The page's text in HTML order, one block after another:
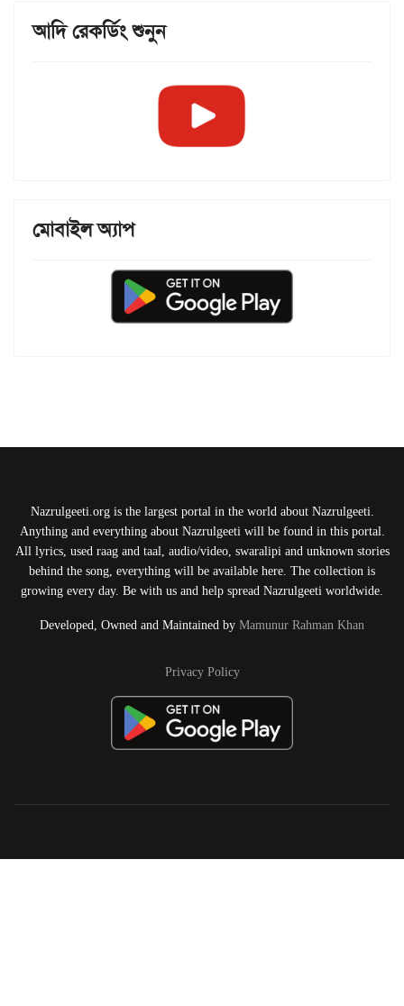
আদি রেকর্ডিং শুনুন
মোবাইল অ্যাপ
Nazrulgeeti.org is the largest portal in the world about Nazrulgeeti.
Anything and everything about Nazrulgeeti will be found in this portal.
All lyrics, used raag and taal, audio/video, swaralipi and unknown stories
behind the song, everything will be available here. The collection is
growing every day. Be with us and help spread Nazrulgeeti worldwide.
Developed, Owned and Maintained by Mamunur Rahman Khan
Privacy Policy